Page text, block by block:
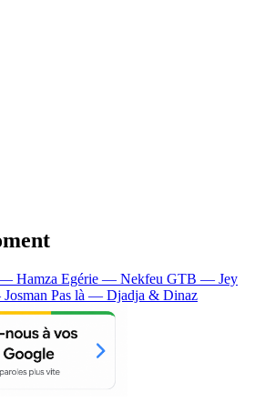
Hamza Egérie — Nekfeu GTB — Jey
Pas là — Djadja & Dinaz